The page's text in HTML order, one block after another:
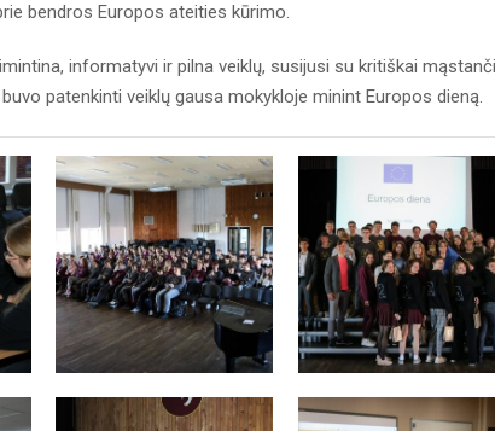
bendros Europos ateities kūrimo.
informatyvi ir pilna veiklų, susijusi su kritiškai
patenkinti veiklų gausa mokykloje minint Europos dieną.